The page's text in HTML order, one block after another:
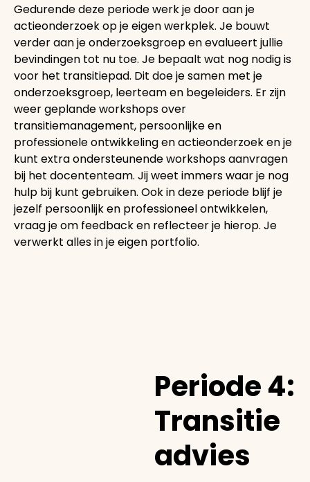
Gedurende deze periode werk je door aan je
actieonderzoek op je eigen werkplek. Je bouwt
verder aan je onderzoeksgroep en evalueert jullie
bevindingen tot nu toe. Je bepaalt wat nog nodig is
voor het transitiepad. Dit doe je samen met je
onderzoeksgroep, leerteam en begeleiders. Er zijn
weer geplande workshops over
transitiemanagement, persoonlijke en
professionele ontwikkeling en actieonderzoek en je
kunt extra ondersteunende workshops aanvragen
bij het docententeam. Jij weet immers waar je nog
hulp bij kunt gebruiken. Ook in deze periode blijf je
jezelf persoonlijk en professioneel ontwikkelen,
vraag je om feedback en reflecteer je hierop. Je
verwerkt alles in je eigen portfolio.
Periode 4:
Transitie
advies